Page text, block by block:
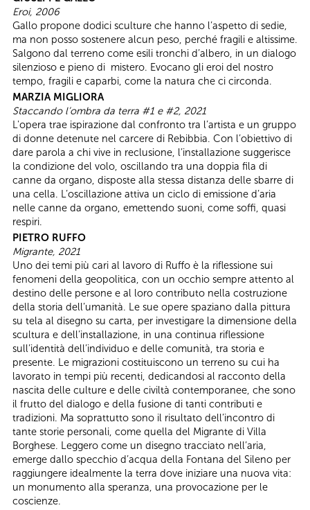
Eroi, 2006
Gallo propone dodici sculture che hanno l’aspetto di sedie,
ma non posso sostenere alcun peso, perché fragili e altissime.
Salgono dal terreno come esili tronchi d’albero, in un dialogo
silenzioso e pieno di mistero. Evocano gli eroi del nostro
tempo, fragili e caparbi, come la natura che ci circonda.
MARZIA MIGLIORA
Staccando l’ombra da terra #1 e #2, 2021
L'opera trae ispirazione dal confronto tra l’artista e un gruppo
di donne detenute nel carcere di Rebibbia. Con l’obiettivo di
dare parola a chi vive in reclusione, l’installazione suggerisce
la condizione del volo, oscillando tra una doppia fila di
canne da organo, disposte alla stessa distanza delle sbarre di
una cella. L’oscillazione attiva un ciclo di emissione d’aria
nelle canne da organo, emettendo suoni, come soffi, quasi
respiri.
PIETRO RUFFO
Migrante, 2021
Uno dei temi più cari al lavoro di Ruffo è la riflessione sui
fenomeni della geopolitica, con un occhio sempre attento al
destino delle persone e al loro contributo nella costruzione
della storia dell’umanità. Le sue opere spaziano dalla pittura
su tela al disegno su carta, per investigare la dimensione della
scultura e dell’installazione, in una continua riflessione
sull’identità dell’individuo e delle comunità, tra storia e
presente. Le migrazioni costituiscono un terreno su cui ha
lavorato in tempi più recenti, dedicandosi al racconto della
nascita delle culture e delle civiltà contemporanee, che sono
il frutto del dialogo e della fusione di tanti contributi e
tradizioni. Ma soprattutto sono il risultato dell’incontro di
tante storie personali, come quella del Migrante di Villa
Borghese. Leggero come un disegno tracciato nell’aria,
emerge dallo specchio d’acqua della Fontana del Sileno per
raggiungere idealmente la terra dove iniziare una nuova vita:
un monumento alla speranza, una provocazione per le
coscienze.